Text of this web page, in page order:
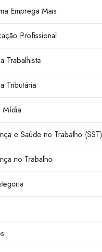
Emprega Mais
Profissional
Trabalhista
Tributária
Mídia
e Saúde no Trabalho (SST)
no Trabalho